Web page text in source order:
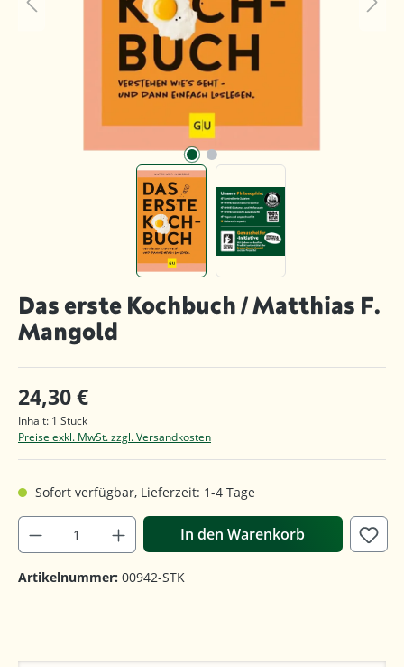
Das erste Kochbuch / Matthias F.
Mangold
24,30 €
Inhalt: 1 Stück
Preise exkl. MwSt. zzgl. Versandkosten
Sofort verfügbar, Lieferzeit: 1-4 Tage
In den Warenkorb
Artikelnummer: 00942-STK